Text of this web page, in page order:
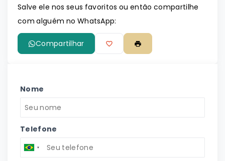
Salve ele nos seus favoritos ou então compartilhe
com alguém no WhatsApp:
Compartilhar
Nome
Telefone